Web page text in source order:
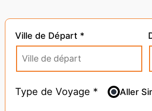
Ville de Départ *
Type de Voyage * Aller